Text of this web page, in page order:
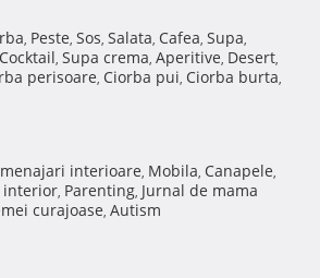
, Peste, Sos, Salata, Cafea, Supa,
Cocktail, Supa crema, Aperitive, Desert,
perisoare, Ciorba pui, Ciorba burta,
interioare, Mobila, Canapele,
interior, Parenting, Jurnal de mama
curajoase, Autism